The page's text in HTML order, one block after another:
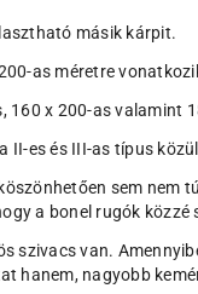
másik kárpit.
as méretre
160 x 200-as valamint
II-es és III-as típus
sem nem
a bonel rugók
szivacs van.
hanem, nagyobb